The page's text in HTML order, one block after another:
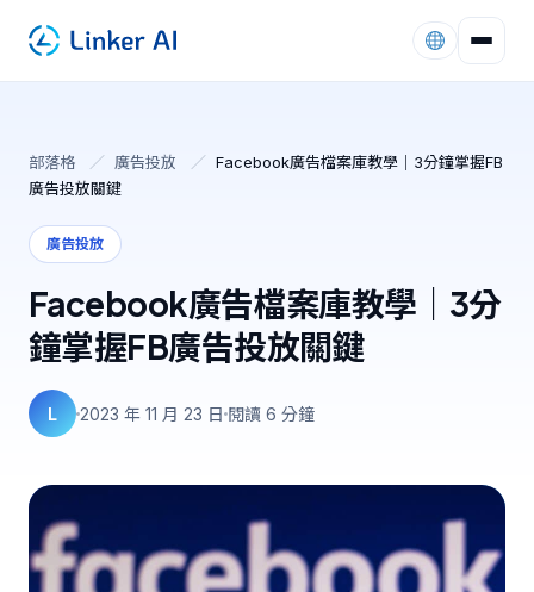
部落格 ／ 廣告投放 ／ Facebook廣告檔案庫教學｜3分鐘掌握FB
廣告投放關鍵
廣告投放
Facebook廣告檔案庫教學｜3分
鐘掌握FB廣告投放關鍵
L 2023 年 11 月 23 日 閱讀 6 分鐘